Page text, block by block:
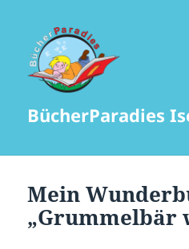
BücherParadies
Mein
„Grummelbär